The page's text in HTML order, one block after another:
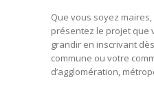
Que vous soyez
présentez le projet que
grandir en inscrivant
commune ou votre
d’agglomération,